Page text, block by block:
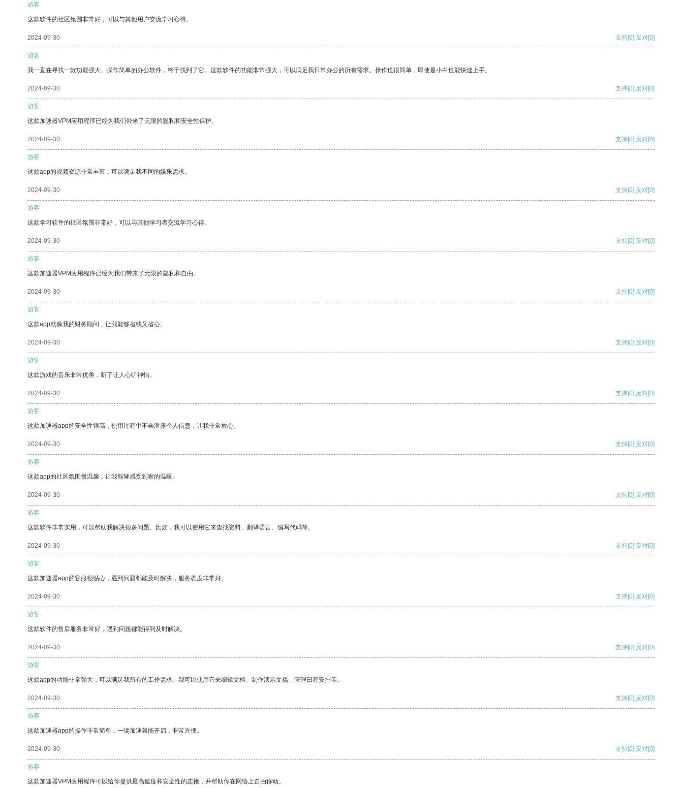
游客
这款软件的社区氛围非常好，可以与其他用户交流学习心得。
2024-09-30 支持[0] 反对[0]
游客
我一直在寻找一款功能强大、操作简单的办公软件，终于找到了它。这款软件的功能非常强大，可以满足我日常办公的所有需求。操作也很简单，即使是小白也能快速上手。
2024-09-30 支持[0] 反对[0]
游客
这款加速器VPM应用程序已经为我们带来了无限的隐私和安全性保护。
2024-09-30 支持[0] 反对[0]
游客
这款app的视频资源非常丰富，可以满足我不同的娱乐需求。
2024-09-30 支持[0] 反对[0]
游客
这款学习软件的社区氛围非常好，可以与其他学习者交流学习心得。
2024-09-30 支持[0] 反对[0]
游客
这款加速器VPM应用程序已经为我们带来了无限的隐私和自由。
2024-09-30 支持[0] 反对[0]
游客
这款app就像我的财务顾问，让我能够省钱又省心。
2024-09-30 支持[0] 反对[0]
游客
这款游戏的音乐非常优美，听了让人心旷神怡。
2024-09-30 支持[0] 反对[0]
游客
这款加速器app的安全性很高，使用过程中不会泄露个人信息，让我非常放心。
2024-09-30 支持[0] 反对[0]
游客
这款app的社区氛围很温馨，让我能够感受到家的温暖。
2024-09-30 支持[0] 反对[0]
游客
这款软件非常实用，可以帮助我解决很多问题。比如，我可以使用它来查找资料、翻译语言、编写代码等。
2024-09-30 支持[0] 反对[0]
游客
这款加速器app的客服很贴心，遇到问题都能及时解决，服务态度非常好。
2024-09-30 支持[0] 反对[0]
游客
这款软件的售后服务非常好，遇到问题都能得到及时解决。
2024-09-30 支持[0] 反对[0]
游客
这款app的功能非常强大，可以满足我所有的工作需求。我可以使用它来编辑文档、制作演示文稿、管理日程安排等。
2024-09-30 支持[0] 反对[0]
游客
这款加速器app的操作非常简单，一键加速就能开启，非常方便。
2024-09-30 支持[0] 反对[0]
游客
这款加速器VPM应用程序可以给你提供最高速度和安全性的连接，并帮助你在网络上自由移动。